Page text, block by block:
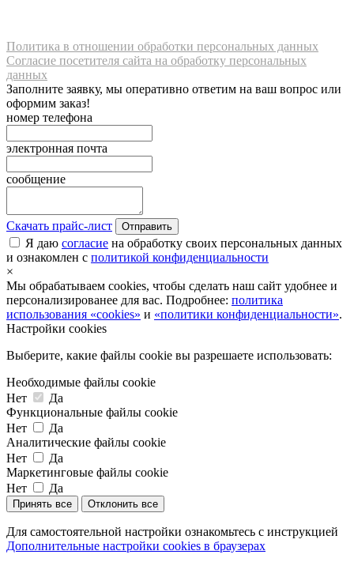
Политика в отношении обработки персональных данных
Согласие посетителя сайта на обработку персональных
данных
Заполните заявку, мы оперативно ответим на ваш вопрос или
оформим заказ!
номер телефона
электронная почта
сообщение
Скачать прайс-лист Отправить
Я даю согласие на обработку своих персональных данных
и ознакомлен с политикой конфиденциальности
×
Мы обрабатываем cookies, чтобы сделать наш сайт удобнее и
персонализированее для вас. Подробнее: политика
использования «cookies» и «политики конфиденциальности».
Настройки cookies
Выберите, какие файлы cookie вы разрешаете использовать:
Необходимые файлы cookie
Нет
Да
Функциональные файлы cookie
Нет
Да
Аналитические файлы cookie
Нет
Да
Маркетинговые файлы cookie
Нет
Да
Принять все Отклонить все
Для самостоятельной настройки ознакомьтесь с инструкцией
Дополнительные настройки cookies в браузерах